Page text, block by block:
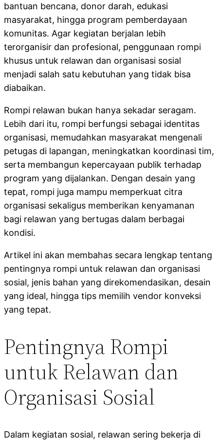
bantuan bencana, donor darah, edukasi
masyarakat, hingga program pemberdayaan
komunitas. Agar kegiatan berjalan lebih
terorganisir dan profesional, penggunaan rompi
khusus untuk relawan dan organisasi sosial
menjadi salah satu kebutuhan yang tidak bisa
diabaikan.
Rompi relawan bukan hanya sekadar seragam.
Lebih dari itu, rompi berfungsi sebagai identitas
organisasi, memudahkan masyarakat mengenali
petugas di lapangan, meningkatkan koordinasi tim,
serta membangun kepercayaan publik terhadap
program yang dijalankan. Dengan desain yang
tepat, rompi juga mampu memperkuat citra
organisasi sekaligus memberikan kenyamanan
bagi relawan yang bertugas dalam berbagai
kondisi.
Artikel ini akan membahas secara lengkap tentang
pentingnya rompi untuk relawan dan organisasi
sosial, jenis bahan yang direkomendasikan, desain
yang ideal, hingga tips memilih vendor konveksi
yang tepat.
Pentingnya Rompi
untuk Relawan dan
Organisasi Sosial
Dalam kegiatan sosial, relawan sering bekerja di